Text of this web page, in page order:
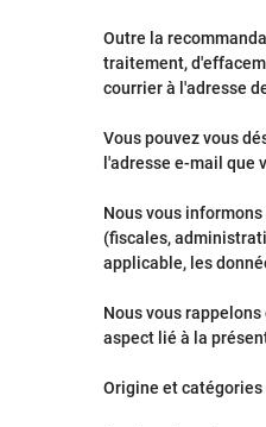
Outre la
traitement,
courrier à l'adresse
Vous pouvez vous
l'adresse e-mail que
Nous vous
(fiscales,
applicable, les
Nous vous
aspect lié à la
Origine et catégories